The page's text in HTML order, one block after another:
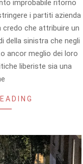
improbabile ritorno
i partiti azienda
che attribuire un
della sinistra che negli
ancor meglio dei loro
liberiste sia una